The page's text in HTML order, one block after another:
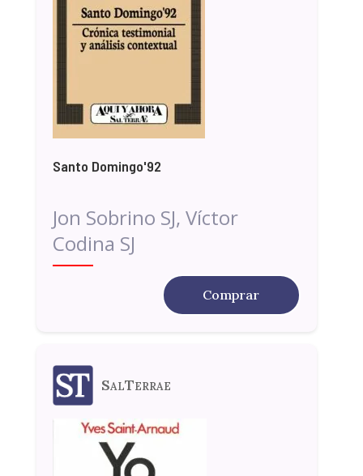
Santo Domingo'92
Jon Sobrino SJ, Víctor
Codina SJ
Comprar
SalTerrae